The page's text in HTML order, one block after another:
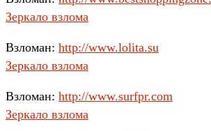
Зеркало взлома
Взломан: http://www.lolita.su
Зеркало взлома
Взломан: http://www.surfpr.com
Зеркало взлома